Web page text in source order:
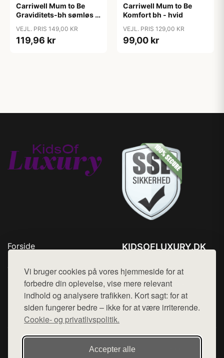
Vi bruger cookies på vores hjemmeside for at
forbedre din oplevelse, vise mere relevant
indhold og analysere trafikken. Kort sagt: for at
siden fungerer bedre – ikke for at være irriterende.
Cookie- og privatlivspolitik.
Accepter alle
Carriwell Mum to Be
Graviditets-bh sømløs -
VEJL. PRIS 149,00 KR
119,96 kr
Carriwell Mum to Be
Komfort bh - hvid
VEJL. PRIS 129,00 KR
99,00 kr
Forside
Top Rabatter
Kontakt
KIDSOFLUXURY.DK
Mail: hej@want.dk
Cookie- og privatlivspolitik
Denne side er en del af want.dk, der udgiver en række